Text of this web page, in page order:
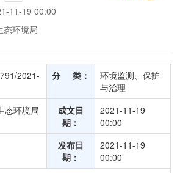
11-19 00:00
态环境局
2021-
分 类：
环境监测、保护
与治理
态环境局
成文日
期：
2021-11-19
00:00
发布日
期：
2021-11-19
00:00